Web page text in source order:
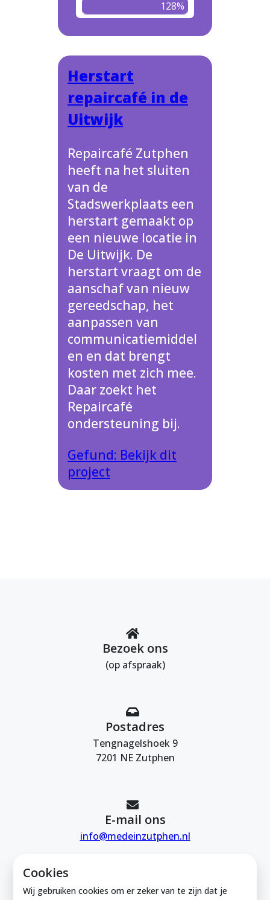
Cookies
Wij gebruiken cookies om er zeker van te zijn dat je
128%
Herstart
repaircafé in de
Uitwijk
Repaircafé Zutphen
heeft na het sluiten
van de
Stadswerkplaats een
herstart gemaakt op
een nieuwe locatie in
De Uitwijk. De
herstart vraagt om de
aanschaf van nieuw
gereedschap, het
aanpassen van
communicatiemiddel
en en dat brengt
kosten met zich mee.
Daar zoekt het
Repaircafé
ondersteuning bij.
Gefund: Bekijk dit
project
Bezoek ons
(op afspraak)
Postadres
Tengnagelshoek 9
7201 NE Zutphen
E-mail ons
info@medeinzutphen.nl